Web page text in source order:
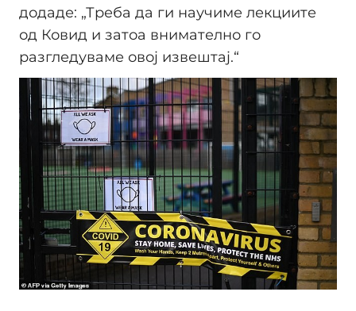
додаде: „Треба да ги научиме лекциите
од Ковид и затоа внимателно го
разгледуваме овој извештај.“